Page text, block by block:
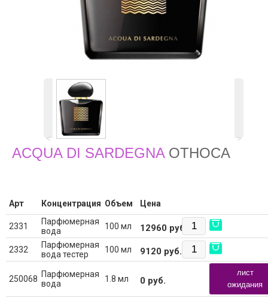
˂ ˃
ACQUA DI SARDEGNA OTHOCA
Арт Концентрация Объем Цена
2331
Парфюмерная
вода
100 мл 12960 руб.
2332
Парфюмерная
вода тестер
100 мл 9120 руб.
250068 Парфюмерная
вода
1.8 мл 0 руб.
лист
ожидания